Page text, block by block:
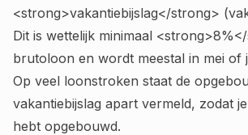
<strong>vakantiebijslag</strong>
Dit is wettelijk minimaal
brutoloon en wordt meestal in mei of
Op veel loonstroken staat de
vakantiebijslag apart vermeld, zodat
hebt opgebouwd.